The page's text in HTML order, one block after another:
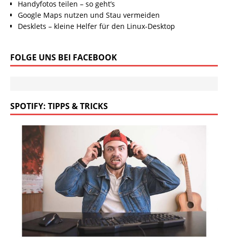
Handyfotos teilen – so geht’s
Google Maps nutzen und Stau vermeiden
Desklets – kleine Helfer für den Linux-Desktop
FOLGE UNS BEI FACEBOOK
SPOTIFY: TIPPS & TRICKS